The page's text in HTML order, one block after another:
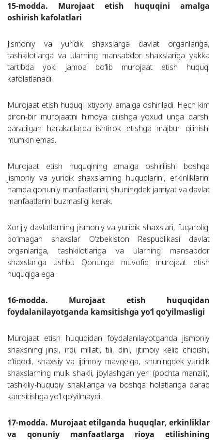
15-modda. Murojaat etish huquqini amalga
oshirish kafolatlari
Jismoniy va yuridik shaxslarga davlat organlariga,
tashkilotlarga va ularning mansabdor shaxslariga yakka
tartibda yoki jamoa bo‘lib murojaat etish huquqi
kafolatlanadi.
Murojaat etish huquqi ixtiyoriy amalga oshiriladi. Hech kim
biron-bir murojaatni himoya qilishga yoxud unga qarshi
qaratilgan harakatlarda ishtirok etishga majbur qilinishi
mumkin emas.
Murojaat etish huquqining amalga oshirilishi boshqa
jismoniy va yuridik shaxslarning huquqlarini, erkinliklarini
hamda qonuniy manfaatlarini, shuningdek jamiyat va davlat
manfaatlarini buzmasligi kerak.
Xorijiy davlatlarning jismoniy va yuridik shaxslari, fuqaroligi
bo‘lmagan shaxslar O‘zbekiston Respublikasi davlat
organlariga, tashkilotlariga va ularning mansabdor
shaxslariga ushbu Qonunga muvofiq murojaat etish
huquqiga ega.
16-modda. Murojaat etish huquqidan
foydalanilayotganda kamsitishga yo‘l qo‘yilmasligi
Murojaat etish huquqidan foydalanilayotganda jismoniy
shaxsning jinsi, irqi, millati, tili, dini, ijtimoiy kelib chiqishi,
e’tiqodi, shaxsiy va ijtimoiy mavqeiga, shuningdek yuridik
shaxslarning mulk shakli, joylashgan yeri (pochta manzili),
tashkiliy-huquqiy shakllariga va boshqa holatlariga qarab
kamsitishga yo‘l qo‘yilmaydi.
17-modda. Murojaat etilganda huquqlar, erkinliklar
va qonuniy manfaatlarga rioya etilishining